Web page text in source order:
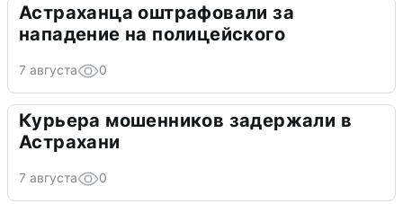
Астраханца оштрафовали за
нападение на полицейского
7 августа 0
Курьера мошенников задержали в
Астрахани
7 августа 0